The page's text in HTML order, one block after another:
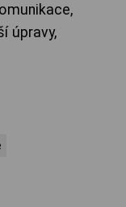
úpravy,